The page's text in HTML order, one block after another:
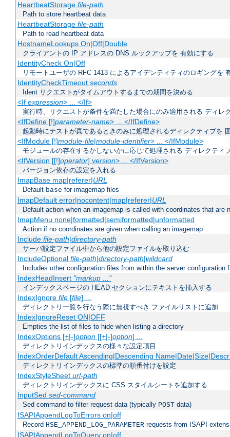
HeartbeatStorage file-path
Path to store heartbeat data
HeartbeatStorage file-path
Path to read heartbeat data
HostnameLookups On|Off|Double
クライアントの IP アドレスの DNS ルックアップを 有効にする
IdentityCheck On|Off
リモートユーザの RFC 1413 によるアイデンティティのロギングを
IdentityCheckTimeout seconds
Ident リクエストがタイムアウトするまでの期間を決める
<If expression> ... </If>
実行時、リクエストが条件を満たした場合にのみ適用される ディレ
<IfDefine [!]parameter-name> ... </IfDefine>
起動時にテストが真であるときのみに処理されるディレクティブを
<IfModule [!]module-file|module-identifier> ... </IfModule>
モジュールの存在するかしないかに応じて処理される ディレクティ
<IfVersion [[!]operator] version> ... </IfVersion>
バージョン依存の設定を入れる
ImapBase map|referer|URL
Default base for imagemap files
ImapDefault error|nocontent|map|referer|URL
Default action when an imagemap is called with coordinates that are
ImapMenu none|formatted|semiformatted|unformatted
Action if no coordinates are given when calling an imagemap
Include file-path|directory-path
サーバ設定ファイル中から他の設定ファイルを取り込む
IncludeOptional file-path|directory-path|wildcard
Includes other configuration files from within the server configuration
IndexHeadInsert "markup ..."
インデックスページの HEAD セクションにテキストを挿入する
IndexIgnore file[file] ...
ディレクトリ一覧を行なう際に無視すべき ファイルリストに追加
IndexIgnoreReset ON|OFF
Empties the list of files to hide when listing a directory
IndexOptions [+|-]option[[+|-]option] ...
ディレクトリインデックスの様々な設定項目
IndexOrderDefault Ascending|Descending
ディレクトリインデックスの標準の順番付けを設定
IndexStyleSheet url-path
ディレクトリインデックスに CSS スタイルシートを追加する
InputSed sed-command
Sed command to filter request data (typically POST data)
ISAPIAppendLogToErrors on|off
Record HSE_APPEND_LOG_PARAMETER requests from ISAPI
ISAPIAppendLogToQuery on|off